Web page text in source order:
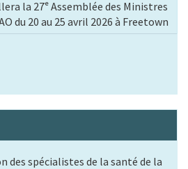
la 27ᵉ Assemblée des Ministres
du 20 au 25 avril 2026 à Freetown
des spécialistes de la santé de la